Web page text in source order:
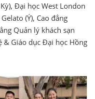
Đại học West London
(Ý), Cao đẳng
Quản lý khách sạn
& Giáo dục Đại học Hồng